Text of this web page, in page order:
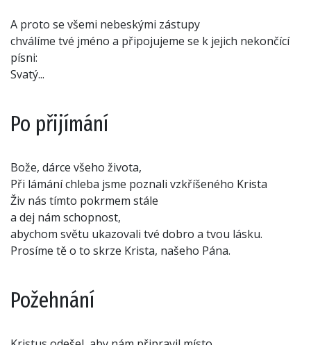
A proto se všemi nebeskými zástupy
chválíme tvé jméno a připojujeme se k jejich nekončící
písni:
Svatý...
Po přijímání
Bože, dárce všeho života,
Při lámání chleba jsme poznali vzkříšeného Krista
Živ nás tímto pokrmem stále
a dej nám schopnost,
abychom světu ukazovali tvé dobro a tvou lásku.
Prosíme tě o to skrze Krista, našeho Pána.
Požehnání